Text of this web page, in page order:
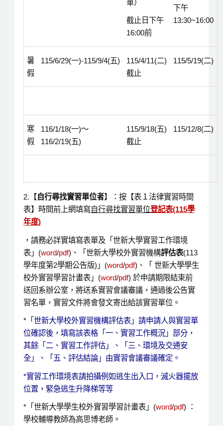
單）
截止日下午
16:00前
下午
13:30~16:00
暑
假
115/6/29(一)-115/9/4(五)
115/4/11(二)
截止
115/5/19(二)
寒
假
116/1/18(一)～
116/2/19(五)
115/9/18(五)
截止
115/12/8(二)
2.【自行尋找實習單位者】：按【表１法律實習時間
表】時間前上網填寫自行尋找實習單位登記表(115學
年度)
，請務必詳實填寫表單及「世新大學實習工作環境
表」(word/pdf)、「世新大學校外實習機構評估表(113
學年度第2學期公告版)」(word/pdf)、「 世新大學學生
校外實習學習計畫表」(word/pdf) 於申請期限結束前
送回系辦公室，將送系實習會議審議，通過後公告實
習名單，實習文件將會發文寄出給該實習單位。
*「世新大學校外實習機構評估表」請申請人與實習單
位確認後，填寫該表格「一、實習工作概況」部分，
其餘「二、實習工作評估」、「三、環境及交通安
全」、「五、評估結論」由實習會議審議確定。
*實習工作環境表請拍攝例如逃生出入口，滅火器擺放
位置，緊急逃生升降梯等等
*「世新大學學生校外實習學習計畫表」(word/pdf) ：
學校輔導教師為高思博老師。